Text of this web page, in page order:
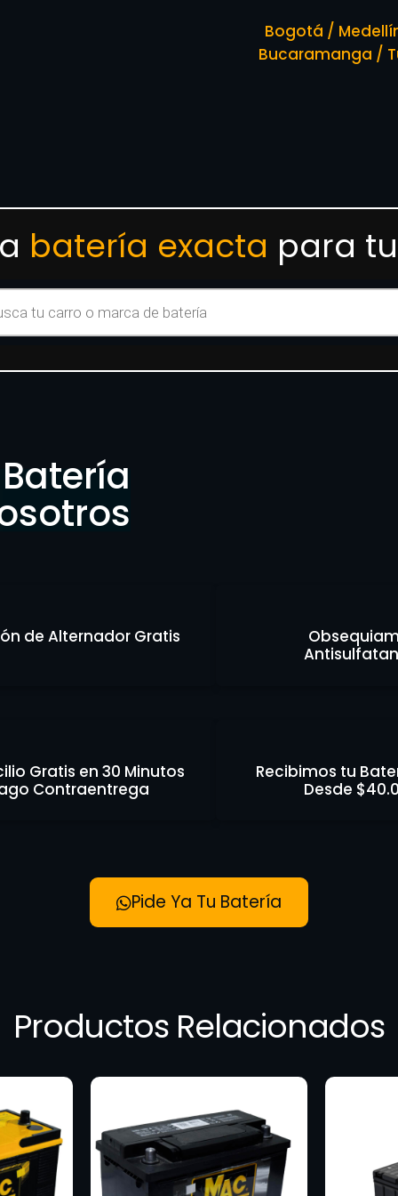
Bogotá /
Bucaramanga /
batería exacta para
de Alternador Gratis
Gratis en 30 Minutos
Contraentrega
Recibimos tu
Desde
Pide Ya Tu Batería
Productos Relacionados